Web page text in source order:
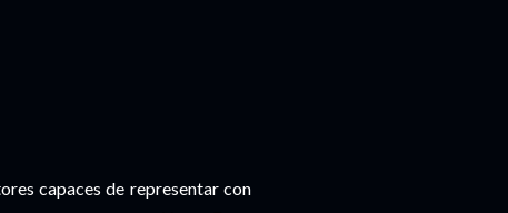
capaces de representar con